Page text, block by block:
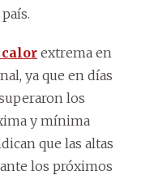
calorextrema en
ya que en días
los
y mínima
que las altas
los próximos